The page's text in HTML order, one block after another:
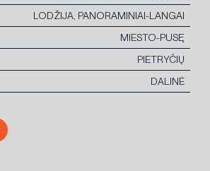
LODŽIJA, PANORAMINIAI-LANGAI
MIESTO-PUSĘ
PIETRYČIŲ
DALINĖ